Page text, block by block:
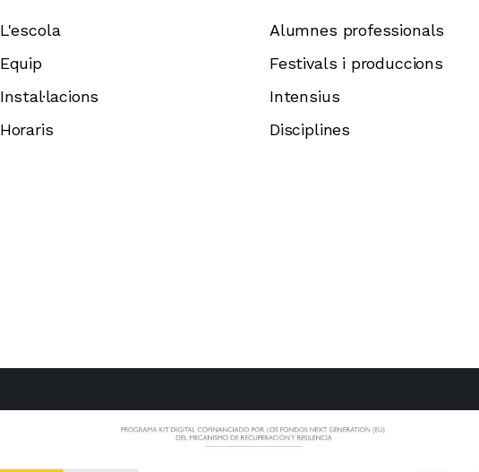
L'escola
Equip
Instal·lacions
Horaris
Alumnes professionals
Festivals i produccions
Intensius
Disciplines